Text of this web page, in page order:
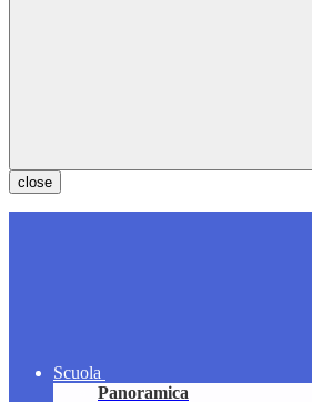
close
Scuola
Panoramica